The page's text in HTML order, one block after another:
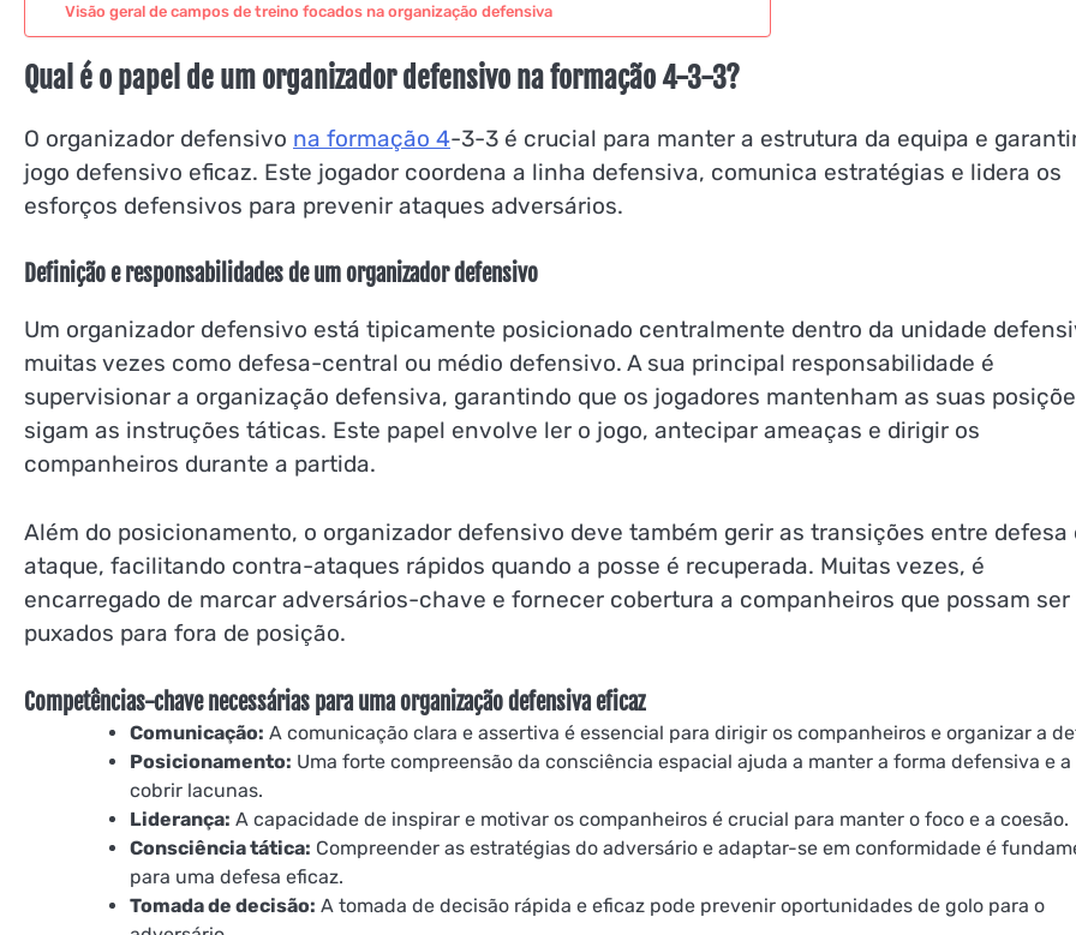
Visão geral de campos de treino focados na organização defensiva
Qual é o papel de um organizador defensivo na formação 4-3-3?
O organizador defensivo na formação 4-3-3 é crucial para manter a estrutura da equipa e
jogo defensivo eficaz. Este jogador coordena a linha defensiva, comunica estratégias e lidera os
esforços defensivos para prevenir ataques adversários.
Definição e responsabilidades de um organizador defensivo
Um organizador defensivo está tipicamente posicionado centralmente dentro da unidade
muitas vezes como defesa-central ou médio defensivo. A sua principal responsabilidade é
supervisionar a organização defensiva, garantindo que os jogadores mantenham as suas
sigam as instruções táticas. Este papel envolve ler o jogo, antecipar ameaças e dirigir os
companheiros durante a partida.
Além do posicionamento, o organizador defensivo deve também gerir as transições entre defesa
ataque, facilitando contra-ataques rápidos quando a posse é recuperada. Muitas vezes, é
encarregado de marcar adversários-chave e fornecer cobertura a companheiros que possam ser
puxados para fora de posição.
Competências-chave necessárias para uma organização defensiva eficaz
Comunicação: A comunicação clara e assertiva é essencial para dirigir os companheiros e organizar a
Posicionamento: Uma forte compreensão da consciência espacial ajuda a manter a forma defensiva e a
cobrir lacunas.
Liderança: A capacidade de inspirar e motivar os companheiros é crucial para manter o foco e a coesão.
Consciência tática: Compreender as estratégias do adversário e adaptar-se em conformidade é
para uma defesa eficaz.
Tomada de decisão: A tomada de decisão rápida e eficaz pode prevenir oportunidades de golo para o